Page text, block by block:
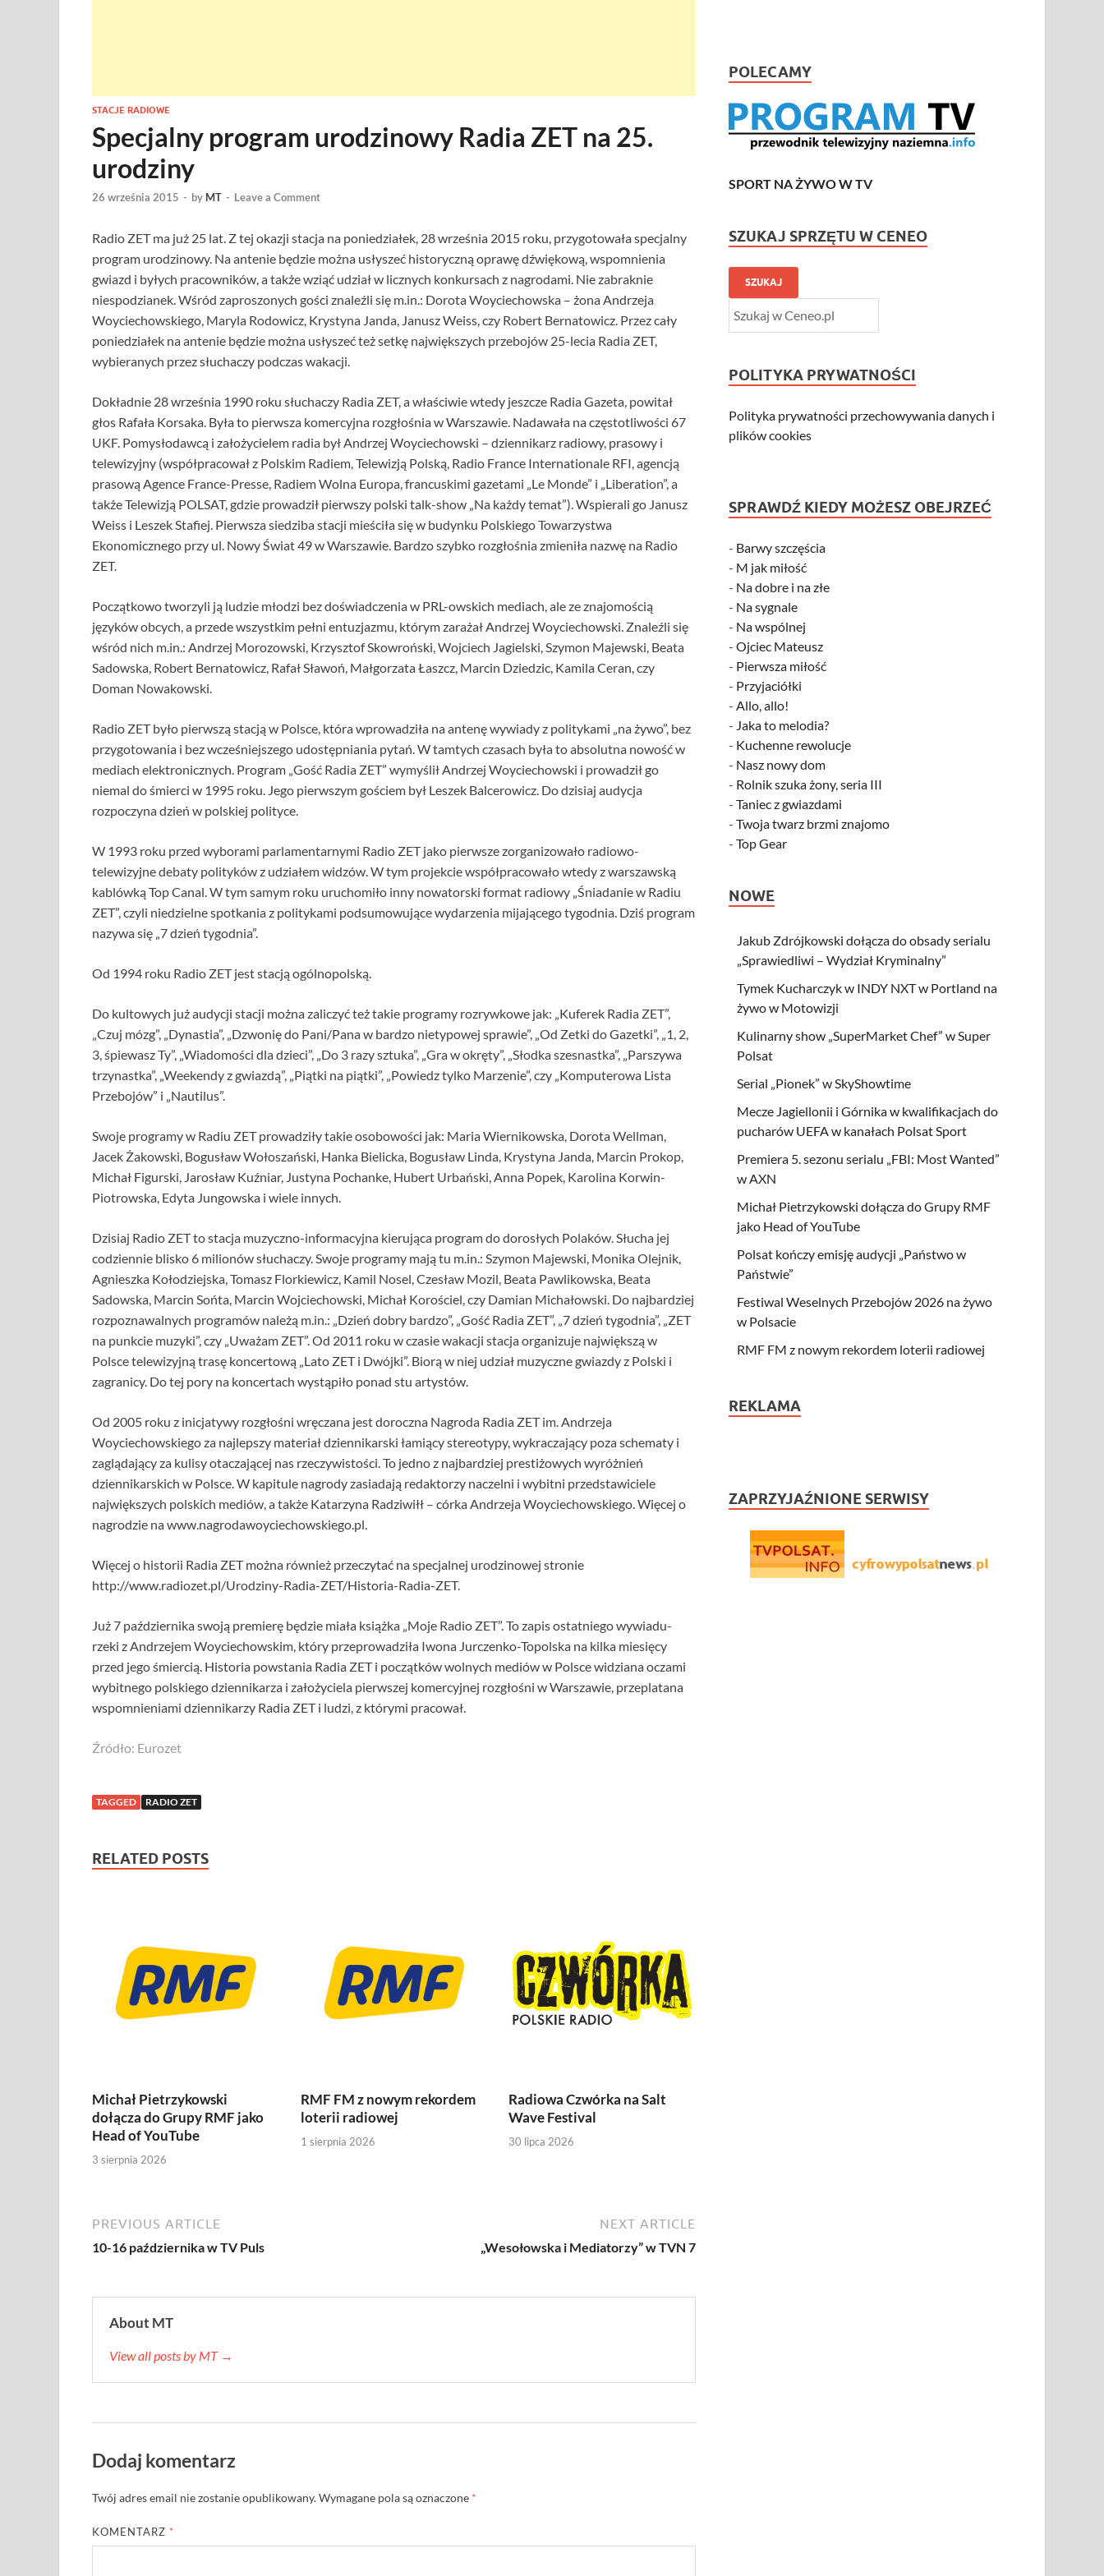
STACJE RADIOWE
Specjalny program urodzinowy Radia ZET na 25.
urodziny
26 września 2015 - by MT - Leave a Comment
Radio ZET ma już 25 lat. Z tej okazji stacja na poniedziałek, 28 września 2015 roku, przygotowała specjalny
program urodzinowy. Na antenie będzie można usłyszeć historyczną oprawę dźwiękową, wspomnienia
gwiazd i byłych pracowników, a także wziąć udział w licznych konkursach z nagrodami. Nie zabraknie
niespodzianek. Wśród zaproszonych gości znaleźli się m.in.: Dorota Woyciechowska – żona Andrzeja
Woyciechowskiego, Maryla Rodowicz, Krystyna Janda, Janusz Weiss, czy Robert Bernatowicz. Przez cały
poniedziałek na antenie będzie można usłyszeć też setkę największych przebojów 25-lecia Radia ZET,
wybieranych przez słuchaczy podczas wakacji.
Dokładnie 28 września 1990 roku słuchaczy Radia ZET, a właściwie wtedy jeszcze Radia Gazeta, powitał
głos Rafała Korsaka. Była to pierwsza komercyjna rozgłośnia w Warszawie. Nadawała na częstotliwości 67
UKF. Pomysłodawcą i założycielem radia był Andrzej Woyciechowski – dziennikarz radiowy, prasowy i
telewizyjny (współpracował z Polskim Radiem, Telewizją Polską, Radio France Internationale RFI, agencją
prasową Agence France-Presse, Radiem Wolna Europa, francuskimi gazetami „Le Monde” i „Liberation”, a
także Telewizją POLSAT, gdzie prowadził pierwszy polski talk-show „Na każdy temat”). Wspierali go Janusz
Weiss i Leszek Stafiej. Pierwsza siedziba stacji mieściła się w budynku Polskiego Towarzystwa
Ekonomicznego przy ul. Nowy Świat 49 w Warszawie. Bardzo szybko rozgłośnia zmieniła nazwę na Radio
ZET.
Początkowo tworzyli ją ludzie młodzi bez doświadczenia w PRL-owskich mediach, ale ze znajomością
języków obcych, a przede wszystkim pełni entuzjazmu, którym zarażał Andrzej Woyciechowski. Znaleźli się
wśród nich m.in.: Andrzej Morozowski, Krzysztof Skowroński, Wojciech Jagielski, Szymon Majewski, Beata
Sadowska, Robert Bernatowicz, Rafał Sławoń, Małgorzata Łaszcz, Marcin Dziedzic, Kamila Ceran, czy
Doman Nowakowski.
Radio ZET było pierwszą stacją w Polsce, która wprowadziła na antenę wywiady z politykami „na żywo”, bez
przygotowania i bez wcześniejszego udostępniania pytań. W tamtych czasach była to absolutna nowość w
mediach elektronicznych. Program „Gość Radia ZET” wymyślił Andrzej Woyciechowski i prowadził go
niemal do śmierci w 1995 roku. Jego pierwszym gościem był Leszek Balcerowicz. Do dzisiaj audycja
rozpoczyna dzień w polskiej polityce.
W 1993 roku przed wyborami parlamentarnymi Radio ZET jako pierwsze zorganizowało radiowo-
telewizyjne debaty polityków z udziałem widzów. W tym projekcie współpracowało wtedy z warszawską
kablówką Top Canal. W tym samym roku uruchomiło inny nowatorski format radiowy „Śniadanie w Radiu
ZET”, czyli niedzielne spotkania z politykami podsumowujące wydarzenia mijającego tygodnia. Dziś program
nazywa się „7 dzień tygodnia”.
Od 1994 roku Radio ZET jest stacją ogólnopolską.
Do kultowych już audycji stacji można zaliczyć też takie programy rozrywkowe jak: „Kuferek Radia ZET”,
„Czuj mózg”, „Dynastia”, „Dzwonię do Pani/Pana w bardzo nietypowej sprawie”, „Od Zetki do Gazetki”, „1, 2,
3, śpiewasz Ty”, „Wiadomości dla dzieci”, „Do 3 razy sztuka”, „Gra w okręty”, „Słodka szesnastka”, „Parszywa
trzynastka”, „Weekendy z gwiazdą”, „Piątki na piątki”, „Powiedz tylko Marzenie”, czy „Komputerowa Lista
Przebojów” i „Nautilus”.
Swoje programy w Radiu ZET prowadziły takie osobowości jak: Maria Wiernikowska, Dorota Wellman,
Jacek Żakowski, Bogusław Wołoszański, Hanka Bielicka, Bogusław Linda, Krystyna Janda, Marcin Prokop,
Michał Figurski, Jarosław Kuźniar, Justyna Pochanke, Hubert Urbański, Anna Popek, Karolina Korwin-
Piotrowska, Edyta Jungowska i wiele innych.
Dzisiaj Radio ZET to stacja muzyczno-informacyjna kierująca program do dorosłych Polaków. Słucha jej
codziennie blisko 6 milionów słuchaczy. Swoje programy mają tu m.in.: Szymon Majewski, Monika Olejnik,
Agnieszka Kołodziejska, Tomasz Florkiewicz, Kamil Nosel, Czesław Mozil, Beata Pawlikowska, Beata
Sadowska, Marcin Sońta, Marcin Wojciechowski, Michał Korościel, czy Damian Michałowski. Do najbardziej
rozpoznawalnych programów należą m.in.: „Dzień dobry bardzo”, „Gość Radia ZET”, „7 dzień tygodnia”, „ZET
na punkcie muzyki”, czy „Uważam ZET”. Od 2011 roku w czasie wakacji stacja organizuje największą w
Polsce telewizyjną trasę koncertową „Lato ZET i Dwójki”. Biorą w niej udział muzyczne gwiazdy z Polski i
zagranicy. Do tej pory na koncertach wystąpiło ponad stu artystów.
Od 2005 roku z inicjatywy rozgłośni wręczana jest doroczna Nagroda Radia ZET im. Andrzeja
Woyciechowskiego za najlepszy materiał dziennikarski łamiący stereotypy, wykraczający poza schematy i
zaglądający za kulisy otaczającej nas rzeczywistości. To jedno z najbardziej prestiżowych wyróżnień
dziennikarskich w Polsce. W kapitule nagrody zasiadają redaktorzy naczelni i wybitni przedstawiciele
największych polskich mediów, a także Katarzyna Radziwiłł – córka Andrzeja Woyciechowskiego. Więcej o
nagrodzie na www.nagrodawoyciechowskiego.pl.
Więcej o historii Radia ZET można również przeczytać na specjalnej urodzinowej stronie
http://www.radiozet.pl/Urodziny-Radia-ZET/Historia-Radia-ZET.
Już 7 października swoją premierę będzie miała książka „Moje Radio ZET”. To zapis ostatniego wywiadu-
rzeki z Andrzejem Woyciechowskim, który przeprowadziła Iwona Jurczenko-Topolska na kilka miesięcy
przed jego śmiercią. Historia powstania Radia ZET i początków wolnych mediów w Polsce widziana oczami
wybitnego polskiego dziennikarza i założyciela pierwszej komercyjnej rozgłośni w Warszawie, przeplatana
wspomnieniami dziennikarzy Radia ZET i ludzi, z którymi pracował.
Źródło: Eurozet
TAGGED RADIO ZET
RELATED POSTS
Michał Pietrzykowski
dołącza do Grupy RMF jako
Head of YouTube
3 sierpnia 2026
RMF FM z nowym rekordem
loterii radiowej
1 sierpnia 2026
Radiowa Czwórka na Salt
Wave Festival
30 lipca 2026
PREVIOUS ARTICLE
10-16 października w TV Puls
NEXT ARTICLE
„Wesołowska i Mediatorzy” w TVN 7
About MT
View all posts by MT →
Dodaj komentarz
Twój adres email nie zostanie opublikowany.Wymagane pola są oznaczone *
KOMENTARZ *
POLECAMY
SPORT NA ŻYWO W TV
SZUKAJ SPRZĘTU W CENEO
SZUKAJ
POLITYKA PRYWATNOŚCI
Polityka prywatności przechowywania danych i
plików cookies
SPRAWDŹ KIEDY MOŻESZ OBEJRZEĆ
- Barwy szczęścia
- M jak miłość
- Na dobre i na złe
- Na sygnale
- Na wspólnej
-Ojciec Mateusz
- Pierwsza miłość
- Przyjaciółki
-Allo, allo!
- Jaka to melodia?
- Kuchenne rewolucje
- Nasz nowy dom
- Rolnik szuka żony, seria III
-Taniec z gwiazdami
-Twoja twarz brzmi znajomo
-Top Gear
NOWE
Jakub Zdrójkowski dołącza do obsady serialu
„Sprawiedliwi – Wydział Kryminalny”
Tymek Kucharczyk w INDY NXT w Portland na
żywo w Motowizji
Kulinarny show „SuperMarket Chef” w Super
Polsat
Serial „Pionek” w SkyShowtime
Mecze Jagiellonii i Górnika w kwalifikacjach do
pucharów UEFA w kanałach Polsat Sport
Premiera 5. sezonu serialu „FBI: Most Wanted”
w AXN
Michał Pietrzykowski dołącza do Grupy RMF
jako Head of YouTube
Polsat kończy emisję audycji „Państwo w
Państwie”
Festiwal Weselnych Przebojów 2026 na żywo
w Polsacie
RMF FM z nowym rekordem loterii radiowej
REKLAMA
ZAPRZYJAŹNIONE SERWISY